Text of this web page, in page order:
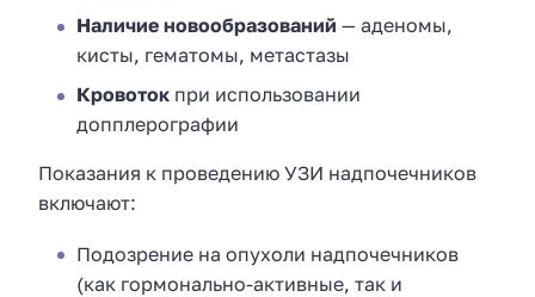
Наличие новообразований — аденомы,
кисты, гематомы, метастазы
Кровоток при использовании
допплерографии
Показания к проведению УЗИ надпочечников
включают:
Подозрение на опухоли надпочечников
(как гормонально-активные, так и